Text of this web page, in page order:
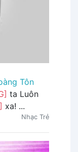
Tôn
ta Luôn
xa! ...
Nhạc Trẻ